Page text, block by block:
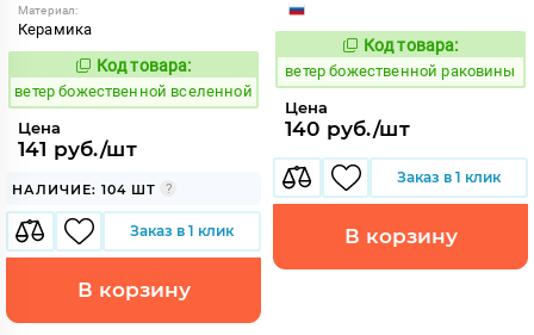
Материал:
Керамика
110138
Код товара:
ветер божественной вселенной
Цена
141 руб./шт
НАЛИЧИЕ: 104 ШТ
Заказ в 1 клик
В корзину
110203
Код товара:
ветер божественной раковины
Цена
140 руб./шт
Заказ в 1 клик
В корзину